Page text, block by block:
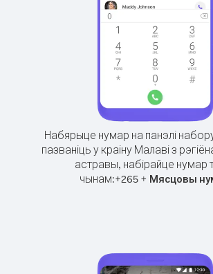
Набярыце нумар на панэлі
пазваніць у краіну Малаві з
астравы, набірайце нумар
чынам:+265 + Мясцовы